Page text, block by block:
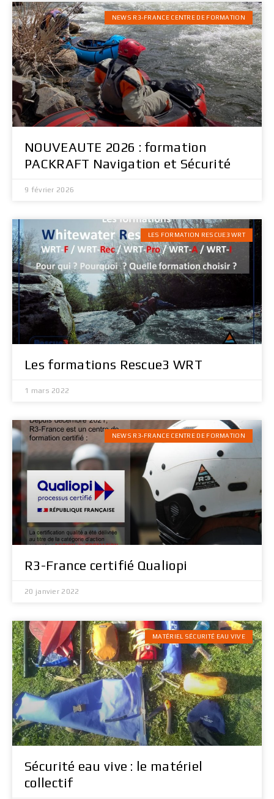
NEWS R3-FRANCE CENTRE DE FORMATION
NOUVEAUTE 2026 : formation
PACKRAFT Navigation et Sécurité
9 février 2026
LES FORMATION RESCUE3 WRT
Les formations Rescue3 WRT
1 mars 2022
NEWS R3-FRANCE CENTRE DE FORMATION
R3-France certifié Qualiopi
20 janvier 2022
MATÉRIEL SÉCURITÉ EAU VIVE
Sécurité eau vive : le matériel
collectif